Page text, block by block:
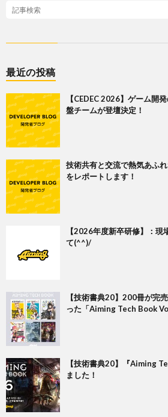
最近の投稿
【CEDEC 2026】ゲーム開
盤チームが登壇決定！
技術共有と交流で熱気あふ
をレポートします！
【2026年度新卒研修】：
て(^^)/
【技術書典20】200冊が完
った「Aiming Tech Book
【技術書典20】『Aiming
ました！